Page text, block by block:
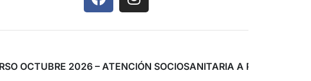
EN SITUACIÓN DE DEPENDENCIA Y/O CON DISCAPACIDAD
OCTUBRE 2026 – ATENCIÓN SOCIOSANITARIA A PERSONAS